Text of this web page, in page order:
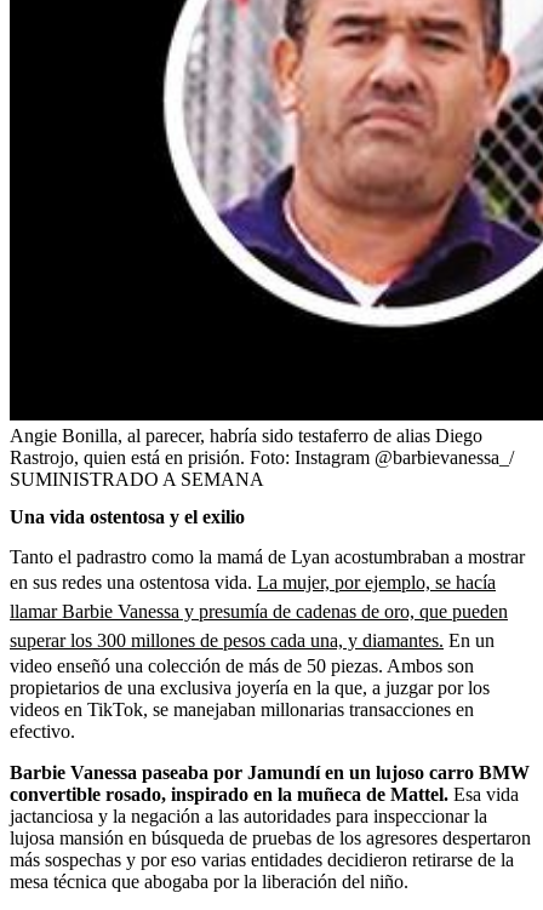
Angie Bonilla, al parecer, habría sido testaferro de alias Diego
Rastrojo, quien está en prisión. Foto: Instagram @barbievanessa_/
SUMINISTRADO A SEMANA
Una vida ostentosa y el exilio
Tanto el padrastro como la mamá de Lyan acostumbraban a mostrar
en sus redes una ostentosa vida. La mujer, por ejemplo, se hacía
llamar Barbie Vanessa y presumía de cadenas de oro, que pueden
superar los 300 millones de pesos cada una, y diamantes. En un
video enseñó una colección de más de 50 piezas. Ambos son
propietarios de una exclusiva joyería en la que, a juzgar por los
videos en TikTok, se manejaban millonarias transacciones en
efectivo.
Barbie Vanessa paseaba por Jamundí en un lujoso carro BMW
convertible rosado, inspirado en la muñeca de Mattel. Esa vida
jactanciosa y la negación a las autoridades para inspeccionar la
lujosa mansión en búsqueda de pruebas de los agresores despertaron
más sospechas y por eso varias entidades decidieron retirarse de la
mesa técnica que abogaba por la liberación del niño.